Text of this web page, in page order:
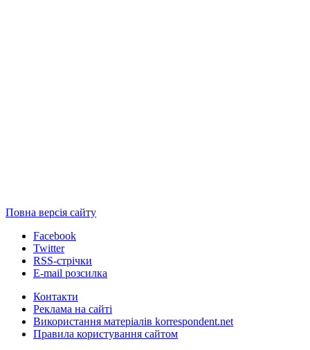
Повна версія сайту
Facebook
Twitter
RSS-стрічки
E-mail розсилка
Контакти
Реклама на сайті
Використання матеріалів korrespondent.net
Правила користування сайтом